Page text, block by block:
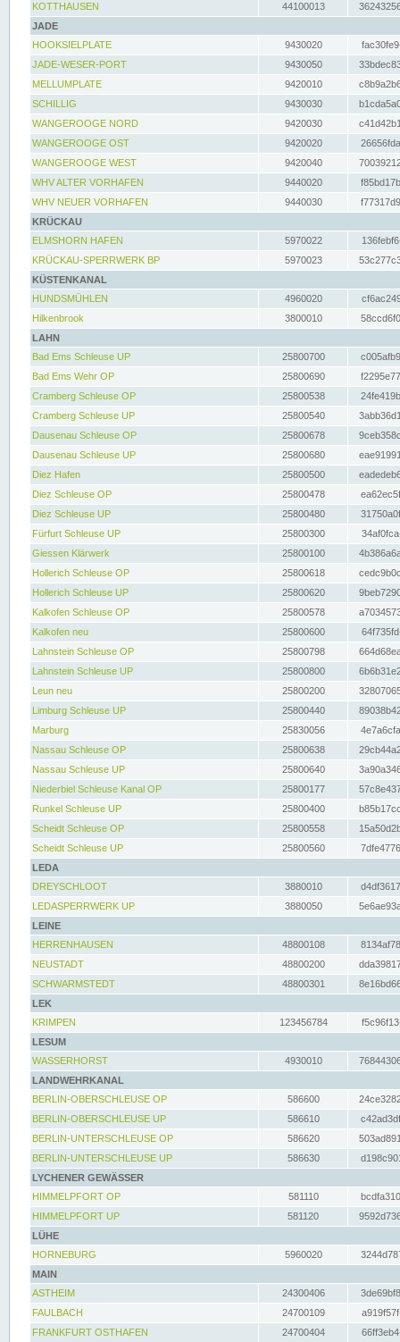
KOTTHAUSEN
44100013
JADE
HOOKSIELPLATE
9430020
JADE-WESER-PORT
9430050
MELLUMPLATE
9420010
SCHILLIG
9430030
WANGEROOGE NORD
9420030
WANGEROOGE OST
9420020
WANGEROOGE WEST
9420040
WHV ALTER VORHAFEN
9440020
WHV NEUER VORHAFEN
9440030
KRÜCKAU
ELMSHORN HAFEN
5970022
KRÜCKAU-SPERRWERK BP
5970023
KÜSTENKANAL
HUNDSMÜHLEN
4960020
Hilkenbrook
3800010
LAHN
Bad Ems Schleuse UP
25800700
Bad Ems Wehr OP
25800690
Cramberg Schleuse OP
25800538
Cramberg Schleuse UP
25800540
Dausenau Schleuse OP
25800678
Dausenau Schleuse UP
25800680
Diez Hafen
25800500
Diez Schleuse OP
25800478
Diez Schleuse UP
25800480
Fürfurt Schleuse UP
25800300
Giessen Klärwerk
25800100
Hollerich Schleuse OP
25800618
Hollerich Schleuse UP
25800620
Kalkofen Schleuse OP
25800578
Kalkofen neu
25800600
Lahnstein Schleuse OP
25800798
Lahnstein Schleuse UP
25800800
Leun neu
25800200
Limburg Schleuse UP
25800440
Marburg
25830056
Nassau Schleuse OP
25800638
Nassau Schleuse UP
25800640
Niederbiel Schleuse Kanal OP
25800177
Runkel Schleuse UP
25800400
Scheidt Schleuse OP
25800558
Scheidt Schleuse UP
25800560
LEDA
DREYSCHLOOT
3880010
LEDASPERRWERK UP
3880050
LEINE
HERRENHAUSEN
48800108
NEUSTADT
48800200
SCHWARMSTEDT
48800301
LEK
KRIMPEN
123456784
LESUM
WASSERHORST
4930010
LANDWEHRKANAL
BERLIN-OBERSCHLEUSE OP
586600
BERLIN-OBERSCHLEUSE UP
586610
BERLIN-UNTERSCHLEUSE OP
586620
BERLIN-UNTERSCHLEUSE UP
586630
LYCHENER GEWÄSSER
HIMMELPFORT OP
581110
HIMMELPFORT UP
581120
LÜHE
HORNEBURG
5960020
MAIN
ASTHEIM
24300406
FAULBACH
24700109
FRANKFURT OSTHAFEN
24700404